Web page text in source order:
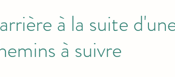
à la suite
à suivre